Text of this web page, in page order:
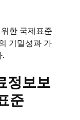
한 국제표준
기밀성과 가
.
정보보
준